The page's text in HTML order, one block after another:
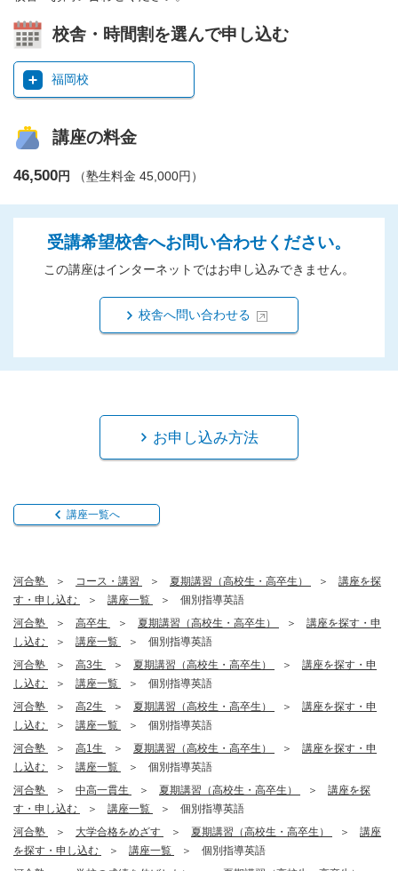
校舎・時間割を選んで申し込む
福岡校
講座の料金
46,500円 （塾生料金 45,000円）
受講希望校舎へお問い合わせください。
この講座はインターネットではお申し込みできません。
校舎へ問い合わせる
お申し込み方法
講座一覧へ
河合塾 コース・講習 夏期講習（高校生・高卒生）
講座を探
す・申し込む
講座一覧
個別指導英語
河合塾
高卒生 夏期講習（高校生・高卒生）
講座を探す・申
し込む
講座一覧
個別指導英語
河合塾
高3生 夏期講習（高校生・高卒生）
講座を探す・申
し込む
講座一覧
個別指導英語
河合塾
高2生 夏期講習（高校生・高卒生）
講座を探す・申
し込む
講座一覧
個別指導英語
河合塾
高1生 夏期講習（高校生・高卒生）
講座を探す・申
し込む
講座一覧
個別指導英語
河合塾
中高一貫生 夏期講習（高校生・高卒生）
講座を探
す・申し込む
講座一覧
個別指導英語
河合塾
大学合格をめざす 夏期講習（高校生・高卒生）
講座
を探す・申し込む
講座一覧
個別指導英語